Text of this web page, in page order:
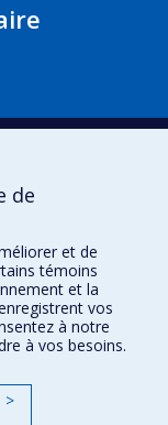
de
et de
témoins
et la
vos
à notre
à vos besoins.
>